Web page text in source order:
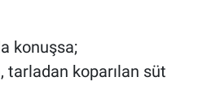
konuşsa;
tarladan koparılan süt